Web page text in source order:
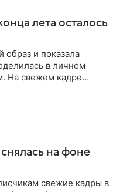
лета осталось
и показала
в личном
На свежем кадре
на фоне
свежие кадры в